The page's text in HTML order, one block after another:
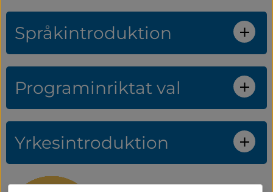
Språkintroduktion
Programinriktat val
Yrkesintroduktion